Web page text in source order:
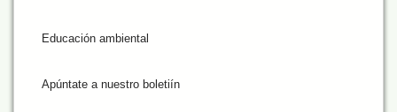
Educación ambiental
Apúntate a nuestro boletiín